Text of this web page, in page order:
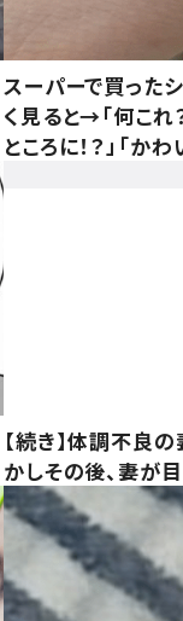
スーパーで買った
く見ると→「何これ
ところに！？」「か
【続き】体調不良
かしその後、妻が